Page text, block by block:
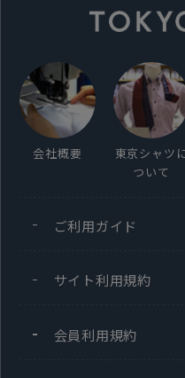
会社概要
東京シャツ
ついて
ご利用ガイド
サイト利用規約
会員利用規約